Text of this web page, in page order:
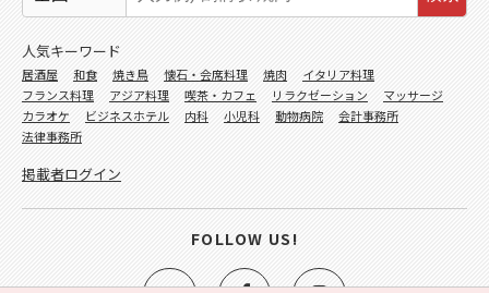
人気キーワード
居酒屋 和食 焼き鳥 懐石・会席料理 焼肉
イタリア料理
フランス料理
アジア料理 喫茶・カフェ リラクゼーション
マッサージ
カラオケ
ビジネスホテル 内科 小児科 動物病院
会計事務所
法律事務所
掲載者ログイン
FOLLOW US!